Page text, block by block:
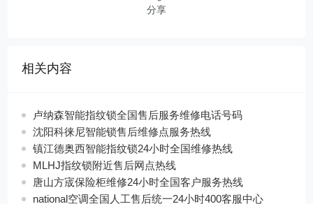
分享
相关内容
卢纳森智能指纹锁全国售后服务维修电话号码
沈阳科徕尼智能锁售后维修点服务热线
镇江德奥西智能指纹锁24小时全国维修热线
MLHJ指纹锁附近售后网点热线
唐山方宬保险柜维修24小时全国客户服务热线
national空调全国人工售后统一24小时400客服中心